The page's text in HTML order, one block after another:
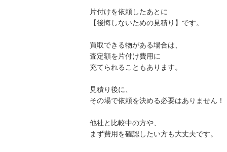
片付けを依頼したあとに
【後悔しないための見積り】です。
買取できる物がある場合は、
査定額を片付け費用に
充てられることもあります。
見積り後に、
その場で依頼を決める必要はありません！
他社と比較中の方や、
まず費用を確認したい方も大丈夫です。